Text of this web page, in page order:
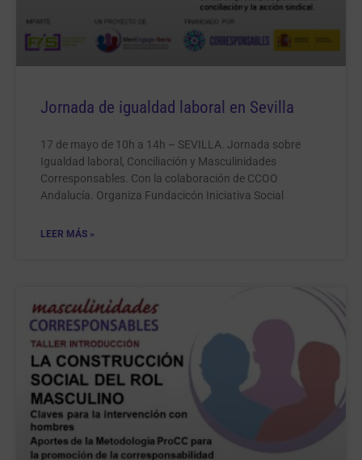
Jornada de igualdad laboral en Sevilla
17 de mayo de 10h a 14h – SEVILLA. Jornada sobre
Igualdad laboral, Conciliación y Masculinidades
Corresponsables. Con la colaboración de CCOO
Andalucía. Organiza Fundacicón Iniciativa Social
LEER MÁS »